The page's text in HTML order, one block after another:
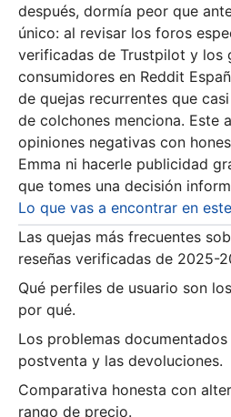
después, dormía peor que
único: al revisar los foros
verificadas de Trustpilot y los
consumidores en Reddit
de quejas recurrentes que
de colchones menciona. Este
opiniones negativas con
Emma ni hacerle publicidad
que tomes una decisión
Lo que vas a encontrar en
Las quejas más frecuentes
reseñas verificadas de 2025-
Qué perfiles de usuario son
por qué.
Los problemas
postventa y las devoluciones.
Comparativa honesta con
rango de precio.